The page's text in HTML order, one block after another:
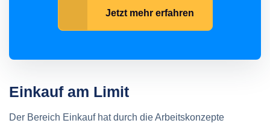
Jetzt mehr erfahren
Einkauf am Limit
Der Bereich Einkauf hat durch die Arbeitskonzepte